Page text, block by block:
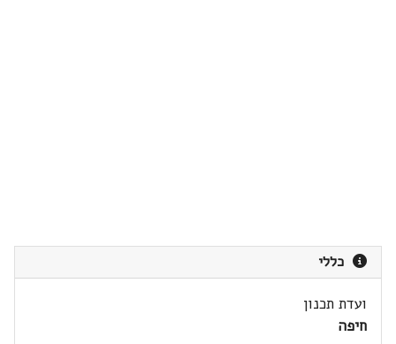
כללי
ועדת תכנון
חיפה